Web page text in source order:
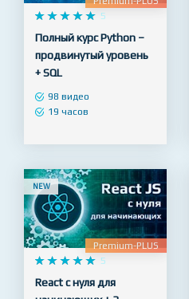
Premium-PLUS
    
     5
продвинутый уровень
+ SQL
NEW
Premium-PLUS